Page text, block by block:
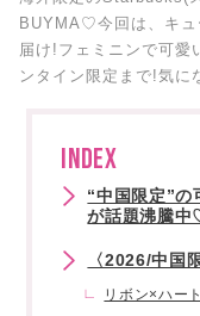
BUYMA♡今回は、キュ
届け!フェミニンで可愛
ンタイン限定まで!気
INDEX
“中国限定”の
が話題沸騰中
〈2026/中国
リボン×ハー